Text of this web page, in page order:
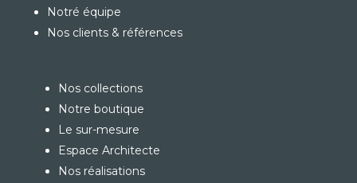
Notré équipe
Nos clients & références
Nos collections
Notre boutique
Le sur-mesure
Espace Architecte
Nos réalisations